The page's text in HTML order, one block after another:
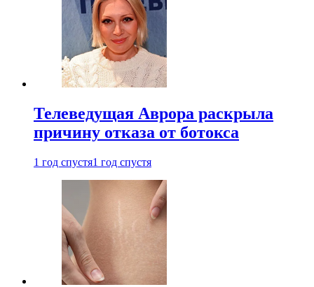
Телеведущая Аврора раскрыла
причину отказа от ботокса
1 год спустя1 год спустя